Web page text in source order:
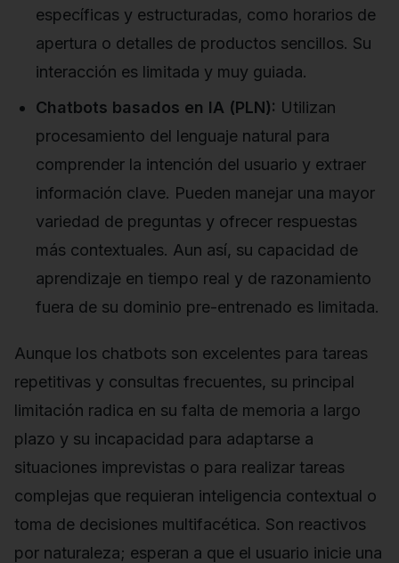
específicas y estructuradas, como horarios de
apertura o detalles de productos sencillos. Su
interacción es limitada y muy guiada.
Chatbots basados en IA (PLN): Utilizan
procesamiento del lenguaje natural para
comprender la intención del usuario y extraer
información clave. Pueden manejar una mayor
variedad de preguntas y ofrecer respuestas
más contextuales. Aun así, su capacidad de
aprendizaje en tiempo real y de razonamiento
fuera de su dominio pre-entrenado es limitada.
Aunque los chatbots son excelentes para tareas
repetitivas y consultas frecuentes, su principal
limitación radica en su falta de memoria a largo
plazo y su incapacidad para adaptarse a
situaciones imprevistas o para realizar tareas
complejas que requieran inteligencia contextual o
toma de decisiones multifacética. Son reactivos
por naturaleza; esperan a que el usuario inicie una